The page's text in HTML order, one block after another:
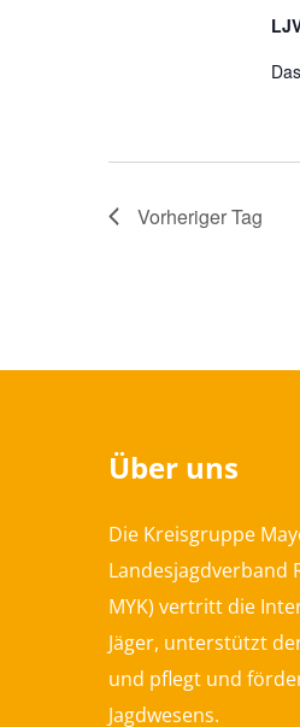
Vorheriger Tag
Über uns
Die Kreisgruppe
Landesjagdverband
MYK) vertritt die
Jäger, unterstützt
und pflegt und
Jagdwesens.